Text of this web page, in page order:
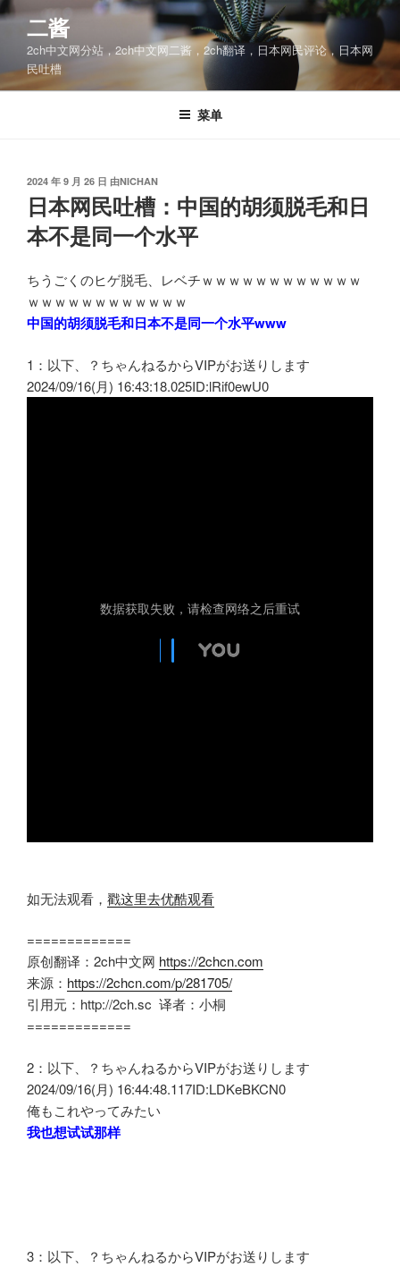
跳
容
二酱
2ch中文网分站，2ch中文网二酱，2ch翻译，日本网民评论，日本网
民吐槽
菜单
发
布
于
2024 年 9 月 26 日 由NICHAN
日本网民吐槽：中国的胡须脱毛和日
本不是同一个水平
ちうごくのヒゲ脱毛、レベチｗｗｗｗｗｗｗｗｗｗｗｗ
ｗｗｗｗｗｗｗｗｗｗｗｗ
中国的胡须脱毛和日本不是同一个水平www
1：以下、？ちゃんねるからVIPがお送りします
2024/09/16(月) 16:43:18.025ID:lRif0ewU0
如无法观看， 戳这里去优酷观看
=============
原创翻译：2ch中文网 https://2chcn.com
来源： https://2chcn.com/p/281705/
引用元：http://2ch.sc 译者：小桐
=============
2：以下、？ちゃんねるからVIPがお送りします
2024/09/16(月) 16:44:48.117ID:LDKeBKCN0
俺もこれやってみたい
我也想试试那样
3：以下、？ちゃんねるからVIPがお送りします